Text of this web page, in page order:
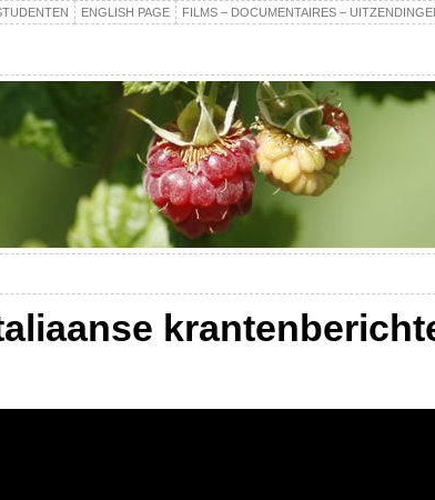
ENGLISH PAGE FILMS – DOCUMENTAIRES –